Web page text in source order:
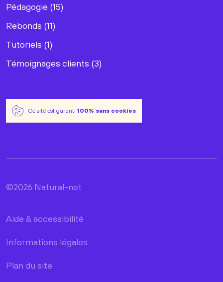
Pédagogie (15)
Rebonds (11)
Tutoriels (1)
Témoignages clients (3)
Ce site est garanti 100% sans cookies
©2026 Natural-net
Aide & accessibilité
Informations légales
Plan du site